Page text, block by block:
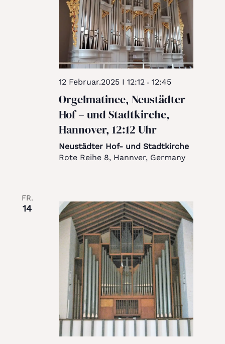
12 Februar.2025 I 12:12- 12:45
Orgelmatinee, Neustädter
Hof – und Stadtkirche,
Hannover, 12:12 Uhr
Neustädter Hof- und Stadtkirche
Rote Reihe 8, Hannver, Germany
FR.
14